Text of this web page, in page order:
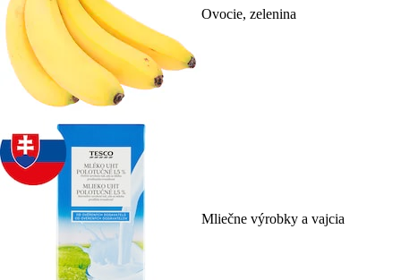
Ovocie, zelenina
Mliečne výrobky a vajcia